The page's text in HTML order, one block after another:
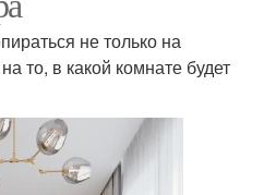
не только на
то, в какой комнате будет